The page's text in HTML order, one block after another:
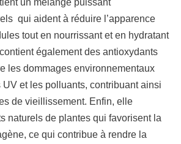
qui aident à réduire l’apparence
tout en nourrissant et en hydratant
également des antioxydants
les dommages environnementaux
et les polluants, contribuant ainsi
de vieillissement. Enfin, elle
naturels de plantes qui favorisent la
ce qui contribue à rendre la